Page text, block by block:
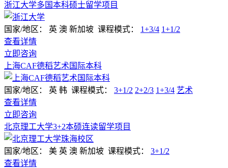
浙江大学多国本科硕士留学项目
国家/地区： 英 澳 新加坡 课程模式： 1+3/4 1+1/2
查看详情
立即咨询
上海CAF德稻艺术国际本科
国家/地区： 英 韩 课程模式： 3+1/2 2+2/3 1+3/4 艺术
查看详情
立即咨询
北京理工大学3+2本硕连读留学项目
国家/地区： 美 英 澳 新加坡 课程模式： 3+1/2
查看详情